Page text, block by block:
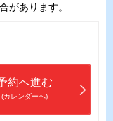
があります。
約へ進む
(カレンダーへ)